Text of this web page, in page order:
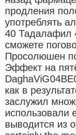
продления
употреблять
40 Тадалафил
сможете
Просолюшен
Эффект на
как в
заслужил
использовали
выводится из